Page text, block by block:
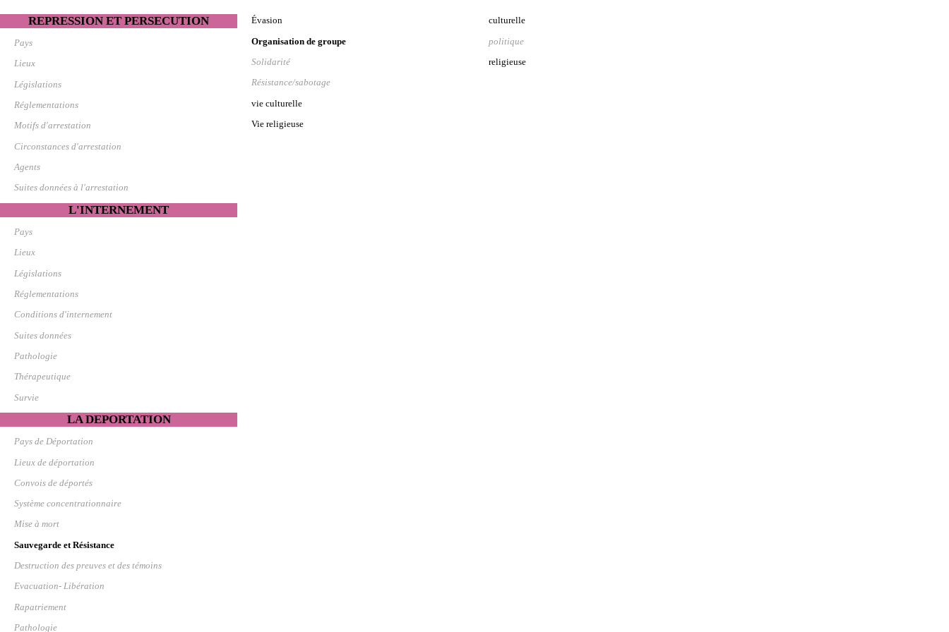
REPRESSION ET PERSECUTION
Pays
Lieux
Législations
Réglementations
Motifs d'arrestation
Circonstances d'arrestation
Agents
Suites données à l'arrestation
L'INTERNEMENT
Pays
Lieux
Législations
Réglementations
Conditions d'internement
Suites données
Pathologie
Thérapeutique
Survie
LA DEPORTATION
Pays de Déportation
Lieux de déportation
Convois de déportés
Système concentrationnaire
Mise à mort
Sauvegarde et Résistance
Destruction des preuves et des témoins
Evacuation- Libération
Rapatriement
Pathologie
Évasion
Organisation de groupe
Solidarité
Résistance/sabotage
vie culturelle
Vie religieuse
culturelle
politique
religieuse